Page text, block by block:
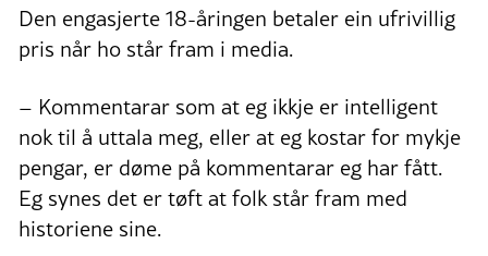
Den engasjerte 18-åringen betaler ein ufrivillig
pris når ho står fram i media.
– Kommentarar som at eg ikkje er intelligent
nok til å uttala meg, eller at eg kostar for mykje
pengar, er døme på kommentarar eg har fått.
Eg synes det er tøft at folk står fram med
historiene sine.